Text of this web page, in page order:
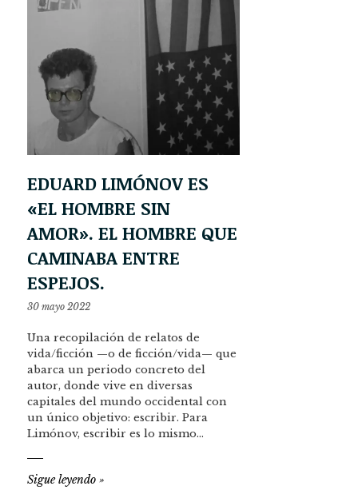
EDUARD LIMÓNOV ES
«EL HOMBRE SIN
AMOR». EL HOMBRE QUE
CAMINABA ENTRE
ESPEJOS.
30 mayo 2022
Una recopilación de relatos de
vida/ficción —o de ficción/vida— que
abarca un periodo concreto del
autor, donde vive en diversas
capitales del mundo occidental con
un único objetivo: escribir. Para
Limónov, escribir es lo mismo…
Sigue leyendo »